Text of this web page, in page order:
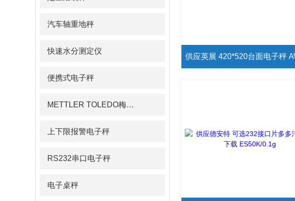
汽车轴重地秤
快速水分测定仪
便携式电子秤
METTLER TOLEDO梅特勒pH计/电导率仪
上下限报警电子秤
RS232串口电子秤
电子桌秤